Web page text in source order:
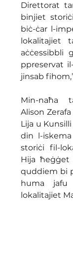
Direttorat
binjiet
biċ-ċar l-
lokalitajiet
aċċessibbli
ppreservat
jinsab
Min-naħa
Alison
Lija u
din l-
storiċi fil-
Hija ħeġġet
quddiem bi
huma jafu
lokalitajiet